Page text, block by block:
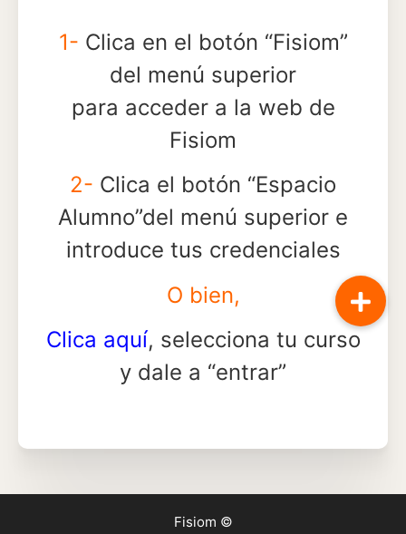
1- Clica en el botón “Fisiom”
del menú superior
para acceder a la web de
Fisiom
2- Clica el botón “Espacio
Alumno”del menú superior e
introduce tus credenciales
O bien,
Clica aquí, selecciona tu curso
y dale a “entrar”
Fisiom ©